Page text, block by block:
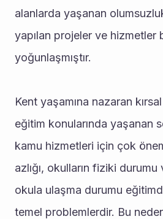
alanlarda yaşanan
yapılan projeler ve hizmetler
yoğunlaşmıştır.
Kent yaşamına nazaran
eğitim konularında yaşanan
kamu hizmetleri için çok
azlığı, okulların fiziki
okula ulaşma durumu
temel problemlerdir. Bu